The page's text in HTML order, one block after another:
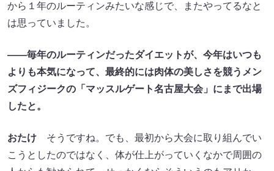
から１年のルーティンみたいな感じで、またやってるなと
は思っていました。
――毎年のルーティンだったダイエットが、今年はいつも
よりも本気になって、最終的には肉体の美しさを競うメン
ズフィジークの「マッスルゲート名古屋大会」にまで出場
したと。
おたけ そうですね。でも、最初から大会に取り組んでい
こうとしたのではなく、体が仕上がっていくなかで周囲の